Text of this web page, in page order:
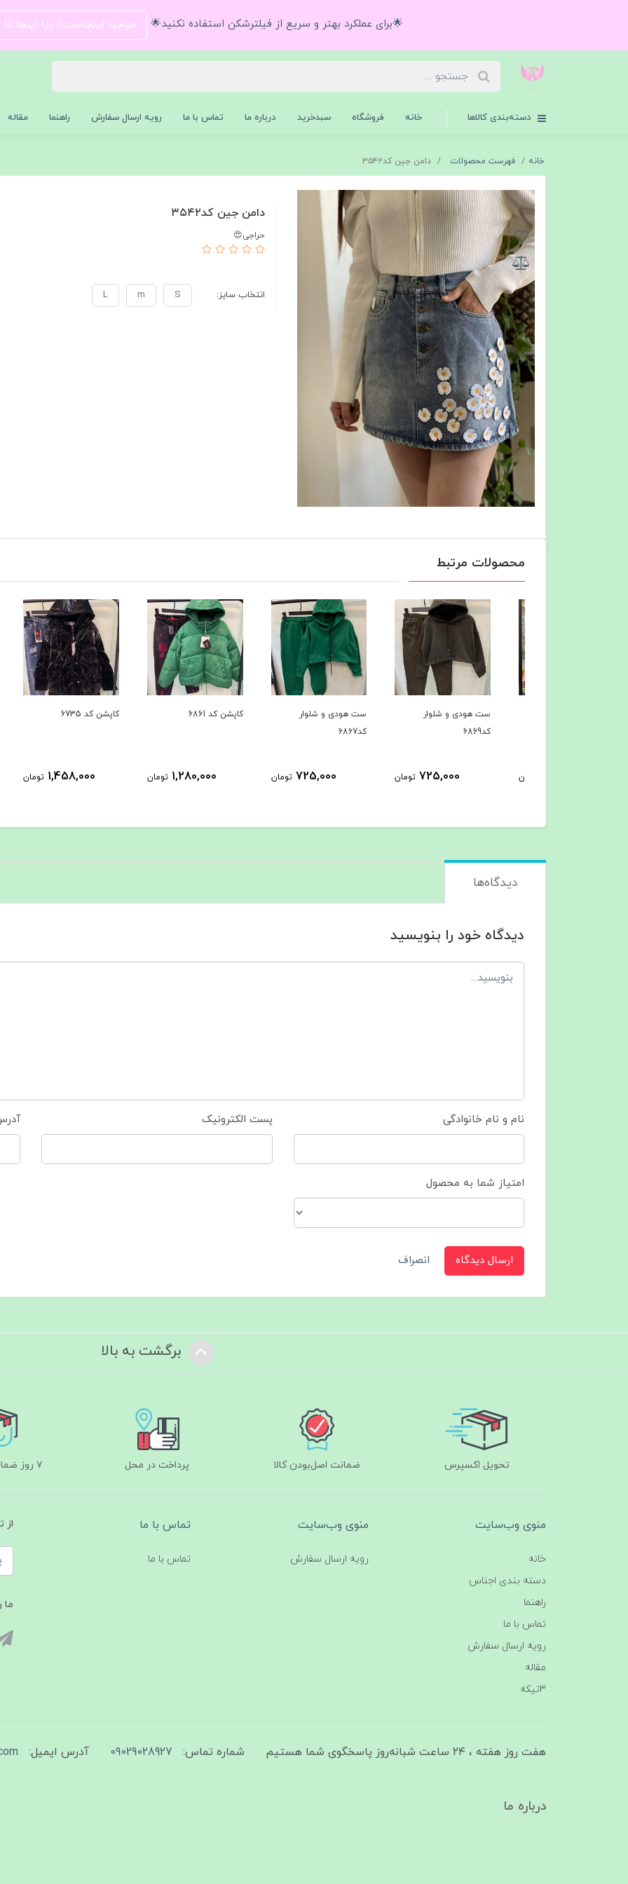
🌟برای عملکرد بهتر و سریع از فیلترشکن استفاده نکنید🌟 حراجیا اینجاست؟ بیا اینجا
دسته‌بندی کالاها خانه فروشگاه سبدخرید درباره ما تماس با ما رویه ارسال سفارش راهنما مقاله
خانه فهرست محصولات دامن جین کد۳۵۴۲
دامن جین کد۳۵۴۲
حراجی😍
انتخاب سایز: S
m
L
محصولات مرتبط
ست هودی و شلوار
725,000 تومان
ست هودی و شلوار
725,000 تومان
کاپشن کد 6861
1,280,000 تومان
کاپشن کد 6735
1,458,000 تومان
بافت
دیدگاه‌ها
دیدگاه خود را بنویسید
نام و نام خانوادگی پست الکترونیک
امتیاز شما به محصول
ارسال دیدگاه انصراف
برگشت به بالا
تحویل اکسپرس ضمانت اصل‌بودن کالا پرداخت در محل ۷ روز ضمانت بازگشت
منوی وب‌سایت
خانه
دسته بندی اجناس
راهنما
تماس با ما
رویه ارسال سفارش
مقاله
3تیکه
منوی وب‌سایت
رویه ارسال سفارش
تماس با ما
تماس با ما
از
ما
هفت روز هفته ، ۲۴ ساعت شبانه‌روز پاسخگوی شما هستیم شماره تماس: 09029028927 آدرس ایمیل:
درباره ما